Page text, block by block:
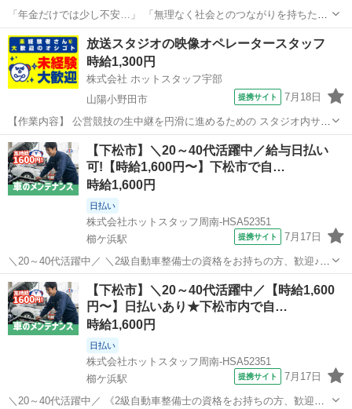
「年金だけでは少し不安…」 「無理なく社会とのつながりを持ちた
い」 「地域の方のお役に立てる仕事がしたい」 そんなシニア世代の方
におすすめの活動です。 株式会社フリーACTでは、格安SIMやスマホ
サポートサービスをご紹介...
山口 山口市 その他 成功報酬
放送スタジオの映像オペレータースタッフ
時給1,300円
株式会社 ホットスタッフ宇部
山陽小野田市
提携サイト 7月18日
【作業内容】 公営競技の生中継を円滑に進めるための スタジオ内サポ
ート業務です。 ■ テロップ表示と映像切り替え ┗専用の機械を使い、
あらかじめ決められた 順番通りにボタンをポンッと押す作業！ す
ぐに慣れていただける...
山口 山陽小野田市 その他
【下松市】＼20～40代活躍中／給与日払い
可!【時給1,600円〜】下松市で自…
時給1,600円
日払い
株式会社ホットスタッフ周南-HSA52351
櫛ケ浜駅
提携サイト 7月17日
＼20～40代活躍中／ ＼2級自動車整備士の資格をお持ちの方、歓迎♪/
自動車の点検、修理、部品交換などを、 軽自動車から普通車まで対応
していただきます! 地域で長く愛される安定した大手ディーラーで あ
なたの資格と経験を活...
山口 下松市 櫛ケ浜駅
【下松市】＼20～40代活躍中／【時給1,600
円〜】日払いあり★下松市内で自…
時給1,600円
日払い
株式会社ホットスタッフ周南-HSA52351
櫛ケ浜駅
提携サイト 7月17日
＼20～40代活躍中／ 《2級自動車整備士の資格をお持ちの方、歓迎》